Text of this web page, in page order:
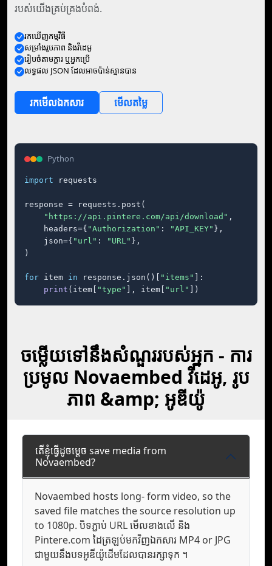
របស់យើងគ្រប់គ្រងបំពង់.
រក​ឃើញ​កម្មវិធី
សម្រាំង​រូបភាព និង​វីដេអូ
រៀបចំ​តាម​ក្ដារ ឬ​អ្នក​ប្រើ
លទ្ធផល JSON ដែល​អាច​ប៉ាន់ស្មាន​បាន
រក​មើល​ឯកសារ មើល​តម្លៃ
Python
import requests
response = requests.post(
"https://api.pintere.com/api/download" ,
    headers={
"Authorization" : "API_KEY" },
    json={
"url" : "URL" },
)
for item in response.json()[ "items"
]:
print (item[ "type" ], item[ "url" ])
ចម្លើយទៅនឹងសំណួររបស់អ្នក - ការ
ប្រមូល Novaembed វីដេអូ, រូប
ភាព &amp; អូឌីយ៉ូ
តើខ្ញុំធ្វើដូចម្តេច save media from
Novaembed?
Novaembed hosts long- form video, so the
saved file matches the source resolution up
to 1080p. បិទភ្ជាប់ URL មើល​ខាងលើ និង
Pintere.com ដៃ​ត្រឡប់​មក​វិញ​ឯកសារ MP4 or JPG
ជាមួយ​នឹង​បទ​អូឌីយ៉ូ​ដើម​ដែល​បាន​រក្សា​ទុក ។